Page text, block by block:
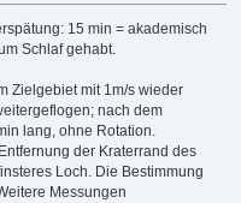
15 min = akademisch
Schlaf gehabt.
Zielgebiet mit 1m/s wieder
nach dem
lang, ohne Rotation.
der Kraterrand des
Loch. Die Bestimmung
Messungen